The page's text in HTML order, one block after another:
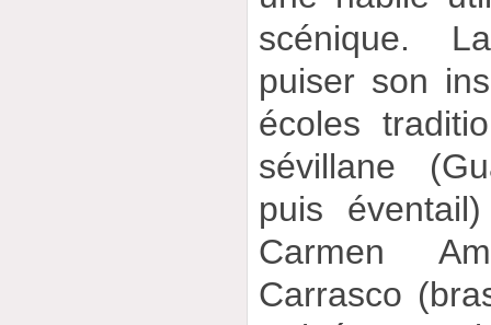
scénique.
puiser son
écoles
sévillane
puis
Carmen
Carrasco